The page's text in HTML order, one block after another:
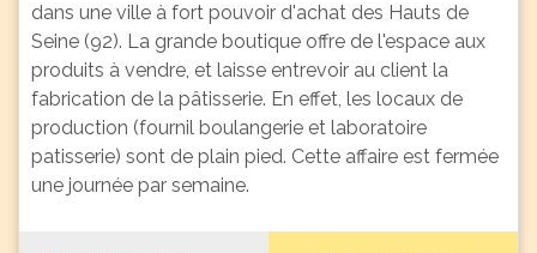
dans une ville à fort pouvoir d'achat des Hauts de
Seine (92). La grande boutique offre de l'espace aux
produits à vendre, et laisse entrevoir au client la
fabrication de la pâtisserie. En effet, les locaux de
production (fournil boulangerie et laboratoire
patisserie) sont de plain pied. Cette affaire est fermée
une journée par semaine.